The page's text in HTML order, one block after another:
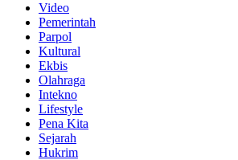
Video
Pemerintah
Parpol
Kultural
Ekbis
Olahraga
Intekno
Lifestyle
Pena Kita
Sejarah
Hukrim